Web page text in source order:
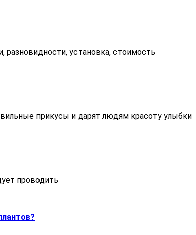
установка, стоимость
прикусы и дарят людям красоту улыбки
проводить